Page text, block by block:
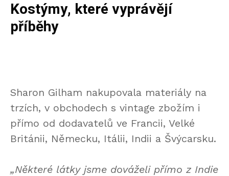
Kostýmy, které vyprávějí
příběhy
Sharon Gilham nakupovala materiály na
trzích, v obchodech s vintage zbožím i
přímo od dodavatelů ve Francii, Velké
Británii, Německu, Itálii, Indii a Švýcarsku.
„Některé látky jsme dováželi přímo z Indie